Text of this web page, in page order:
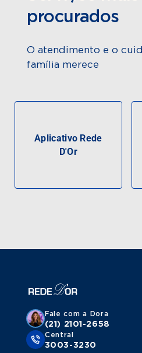
procurados
O atendimento e o
família merece
Aplicativo Rede
D'Or
Fale com a Dora
(21) 2101-2658
Central
3003-3230